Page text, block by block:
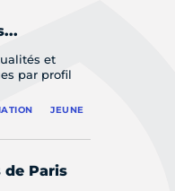
et
par profil
JEUNE
de Paris